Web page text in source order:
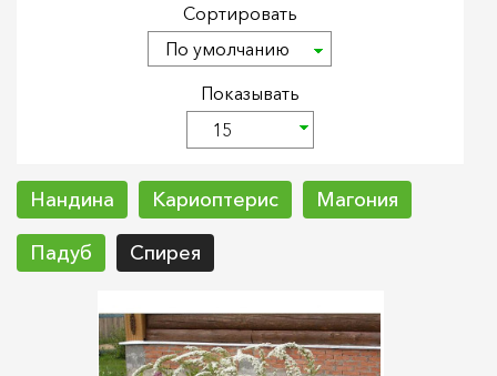
Сортировать
Показывать
Нандина Кариоптерис Магония
Падуб Спирея